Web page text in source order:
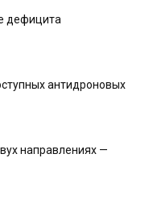
дефицита
антидроновых
направлениях —